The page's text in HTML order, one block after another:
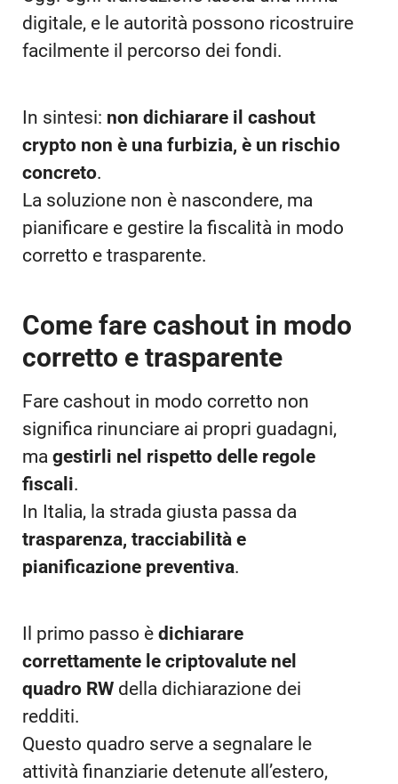
digitale, e le autorità possono ricostruire
facilmente il percorso dei fondi.
In sintesi: non dichiarare il cashout
crypto non è una furbizia, è un rischio
concreto.
La soluzione non è nascondere, ma
pianificare e gestire la fiscalità in modo
corretto e trasparente.
Come fare cashout in modo
corretto e trasparente
Fare cashout in modo corretto non
significa rinunciare ai propri guadagni,
ma gestirli nel rispetto delle regole
fiscali.
In Italia, la strada giusta passa da
trasparenza, tracciabilità e
pianificazione preventiva.
Il primo passo è dichiarare
correttamente le criptovalute nel
quadro RW della dichiarazione dei
redditi.
Questo quadro serve a segnalare le
attività finanziarie detenute all’estero,